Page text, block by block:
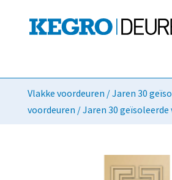
Vlakke voordeuren /Jaren 30
voordeuren / Jaren 30 geïsoleerde